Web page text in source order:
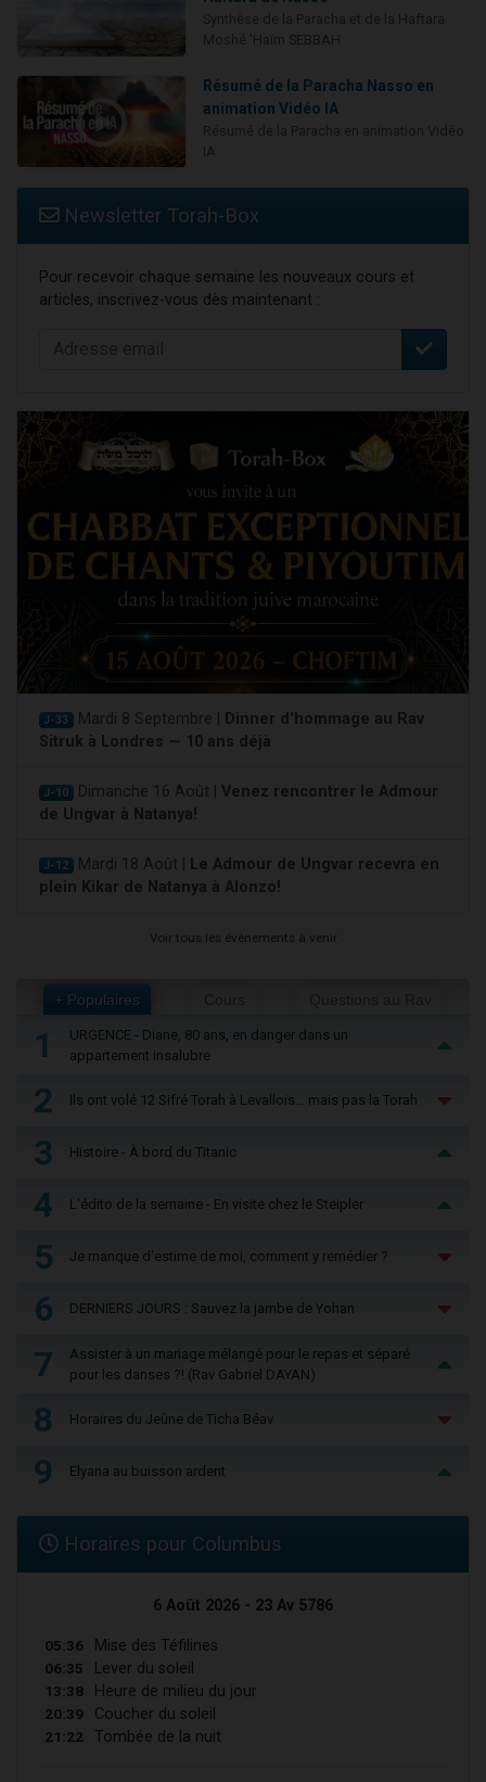
Résumé de la Paracha Nasso en
animation Vidéo IA
Newsletter Torah-Box
Pour recevoir chaque semaine les nouveaux cours et
articles, inscrivez-vous dès maintenant :
J-33 Mardi 8 Septembre |
Dinner d'hommage au Rav
Sitruk à Londres — 10 ans déjà
J-10 Dimanche 16 Août | Venez rencontrer le Admour
de Ungvar à Natanya!
J-12 Mardi 18 Août |
Le Admour de Ungvar recevra en
plein Kikar de Natanya à Alonzo!
Voir tous les événements à venir
+ Populaires
1
URGENCE - Diane, 80 ans, en danger dans un
appartement insalubre
2 Ils ont volé 12 Sifré Torah à Levallois… mais pas la Torah
3 Histoire - À bord du Titanic
4 L'édito de la semaine - En visite chez le Steipler
5 Je manque d'estime de moi, comment y remédier ?
6 DERNIERS JOURS : Sauvez la jambe de Yohan
7
Assister à un mariage mélangé pour le repas et séparé
pour les danses ?! (Rav Gabriel DAYAN)
8 Horaires du Jeûne de Ticha Béav
9 Elyana au buisson ardent
Horaires pour Columbus
6 Août 2026 - 23 Av 5786
05:36 Mise des Téfilines
06:35 Lever du soleil
13:38 Heure de milieu du jour
20:39 Coucher du soleil
21:22 Tombée de la nuit